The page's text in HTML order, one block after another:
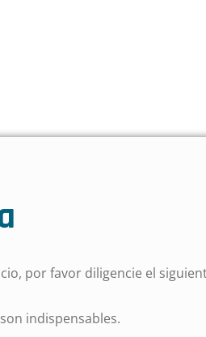
por favor diligencie el
indispensables.